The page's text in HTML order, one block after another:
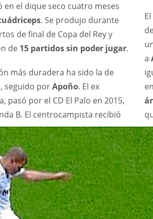
en el dique seco cuatro meses
. Se produjo durante
de final de Copa del Rey y
de 15 partidos sin poder jugar.
más duradera ha sido la de
, seguido porApoño. El ex
pasó por el CD El Palo en 2015,
B. El centrocampista recibió
a